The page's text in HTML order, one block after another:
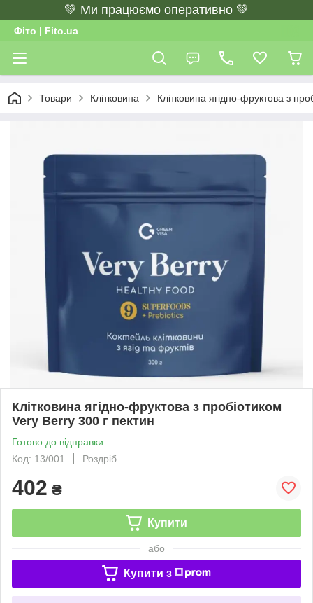
💚 Ми працюємо оперативно 💚
Фіто | Fito.ua
Товари Клітковина Клітковина ягідно-фруктова з
Клітковина ягідно-фруктова з пробіотиком
Very Berry 300 г пектин
Готово до відправки
Код: 13/001
Роздріб
402 ₴
Купити
або
Купити з